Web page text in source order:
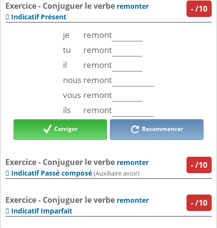
-/10
Exercice - Conjuguer le verbe remonter
 Indicatif Présent
je
remont
tu
remont
il
remont
nous remont
vous remont
ils
remont
Corriger Recommencer
-/10
Exercice - Conjuguer le verbe remonter
 Indicatif Passé composé(Auxiliaire avoir)
-/10
Exercice - Conjuguer le verbe remonter
 Indicatif Imparfait